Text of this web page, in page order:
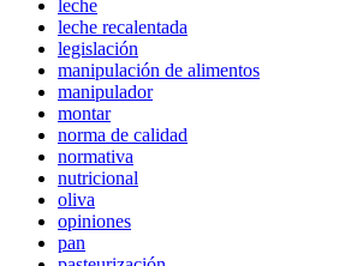
leche
leche recalentada
legislación
manipulación de alimentos
manipulador
montar
norma de calidad
normativa
nutricional
oliva
opiniones
pan